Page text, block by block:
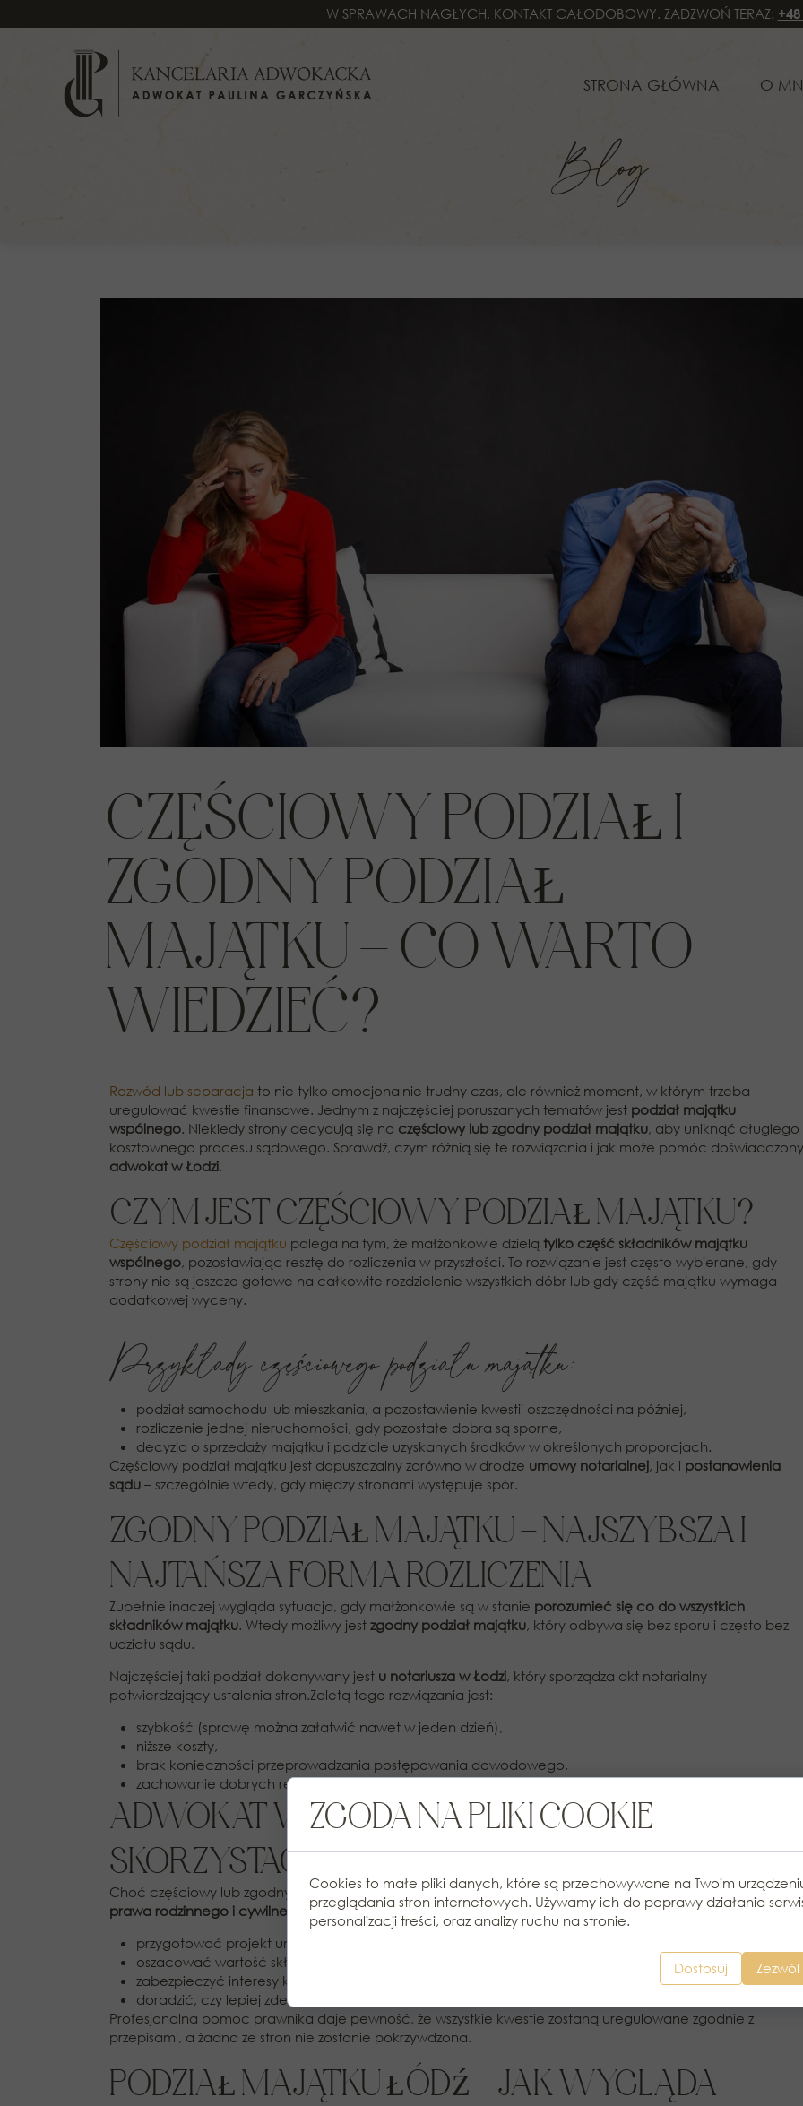
Blog
STRONA GŁÓWNA O
W SPRAWACH NAGŁYCH, KONTAKT CAŁODOBOWY. ZADZWOŃ TERAZ:
CZĘŚCIOWY PODZIAŁ I
ZGODNY PODZIAŁ
MAJĄTKU – CO WARTO
WIEDZIEĆ?
Rozwód lub separacja to nie tylko emocjonalnie trudny czas, ale również moment, w którym trzeba
uregulować kwestie finansowe. Jednym z najczęściej poruszanych tematów jest podział majątku
wspólnego. Niekiedy strony decydują się na częściowy lub zgodny podział majątku, aby uniknąć długiego
kosztownego procesu sądowego. Sprawdź, czym różnią się te rozwiązania i jak może pomóc doświadczony
adwokat w Łodzi.
CZYM JEST CZĘŚCIOWY PODZIAŁ MAJĄTKU?
Częściowy podział majątku polega na tym, że małżonkowie dzielą tylko część składników majątku
wspólnego, pozostawiając resztę do rozliczenia w przyszłości. To rozwiązanie jest często wybierane, gdy
strony nie są jeszcze gotowe na całkowite rozdzielenie wszystkich dóbr lub gdy część majątku wymaga
dodatkowej wyceny.
Przykłady częściowego podziału majątku:
podział samochodu lub mieszkania, a pozostawienie kwestii oszczędności na później,
rozliczenie jednej nieruchomości, gdy pozostałe dobra są sporne,
decyzja o sprzedaży majątku i podziale uzyskanych środków w określonych proporcjach.
Częściowy podział majątku jest dopuszczalny zarówno w drodze umowy notarialnej, jak i postanowienia
sądu – szczególnie wtedy, gdy między stronami występuje spór.
ZGODNY PODZIAŁ MAJĄTKU – NAJSZYBSZA I
NAJTAŃSZA FORMA ROZLICZENIA
Zupełnie inaczej wygląda sytuacja, gdy małżonkowie są w stanie porozumieć się co do wszystkich
składników majątku. Wtedy możliwy jest zgodny podział majątku, który odbywa się bez sporu i często bez
udziału sądu.
Najczęściej taki podział dokonywany jest u notariusza w Łodzi, który sporządza akt notarialny
potwierdzający ustalenia stron.Zaletą tego rozwiązania jest:
szybkość (sprawę można załatwić nawet w jeden dzień),
niższe koszty,
brak konieczności przeprowadzania postępowania dowodowego,
zachowanie dobrych relacji między byłymi małżonkami.
ADWOKAT W ŁODZI – DLACZEGO WARTO
SKORZYSTAĆ Z POMOCY PRAWNIKA?
Choć częściowy lub zgodny podział majątku wydaje się prosty, w praktyce wymaga znajomości przepisów
prawa rodzinnego i cywilnego
.Doświadczonyadwokat w Łodzipomoże:
przygotować projekt umowy podziału majątku,
oszacować wartość składników majątku,
zabezpieczyć interesy klienta (np. w kwestii dopłat lub spłat),
doradzić, czy lepiej zdecydować się na umowę notarialną czy wniosek do sądu.
Profesjonalna pomoc prawnika daje pewność, że wszystkie kwestie zostaną uregulowane zgodnie z
przepisami, a żadna ze stron nie zostanie pokrzywdzona.
PODZIAŁ MAJĄTKU ŁÓDŹ – JAK WYGLĄDA
ZGODA NA PLIKI COOKIE
Cookies to małe pliki danych, które są przechowywane na Twoim
przeglądania stron internetowych. Używamy ich do poprawy działania
personalizacji treści, oraz analizy ruchu na stronie.
Dostosuj